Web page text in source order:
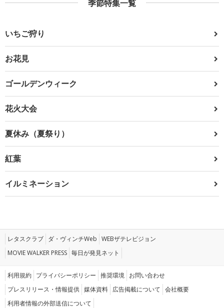
季節特集一覧
いちご狩り
お花見
ゴールデンウィーク
花火大会
夏休み（夏祭り）
紅葉
イルミネーション
レタスクラブ ダ・ヴィンチWeb WEBザテレビジョン
MOVIE WALKER PRESS 毎日が発見ネット
利用規約 プライバシーポリシー 推奨環境 お問い合わせ
プレスリリース・情報提供 媒体資料 広告掲載について 会社概要
利用者情報の外部送信について